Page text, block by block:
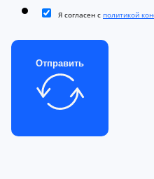
Я согласен с политикой
Отправить